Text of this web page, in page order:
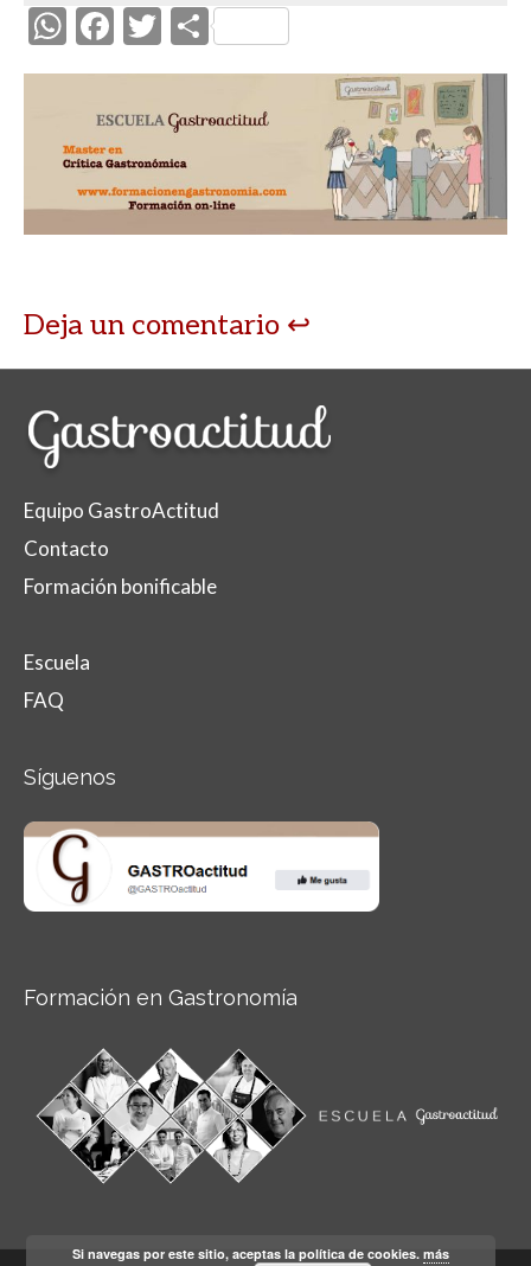
W
h
at
s
A
p
F
ac
e
b
o
o
T
w
itt
er
C
o
p
ar
ti
Deja un comentario
Equipo GastroActitud
Contacto
Formación bonificable
Escuela
FAQ
Síguenos
Formación en Gastronomía
Si navegas por este sitio, aceptas la política de cookies.más